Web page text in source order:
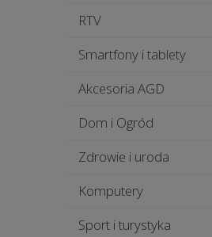
RTV
Smartfony i tablety
Akcesoria AGD
Dom i Ogród
Zdrowie i uroda
Komputery
Sport i turystyka